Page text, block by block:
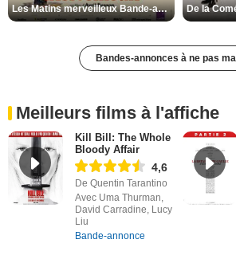
Les Matins merveilleux Bande-annonce VF
Bandes-annonces à ne pas
Meilleurs films à l'affiche
Kill Bill: The Whole
Bloody Affair
4,6
De Quentin Tarantino
Avec Uma Thurman,
David Carradine, Lucy
Liu
Bande-annonce